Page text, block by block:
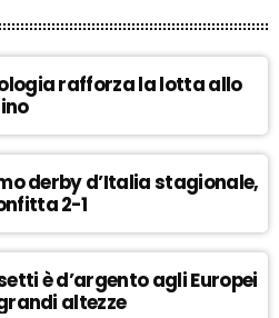
rafforza la lotta allo
derby d’Italia stagionale,
2-1
è d’argento agli Europei
altezze